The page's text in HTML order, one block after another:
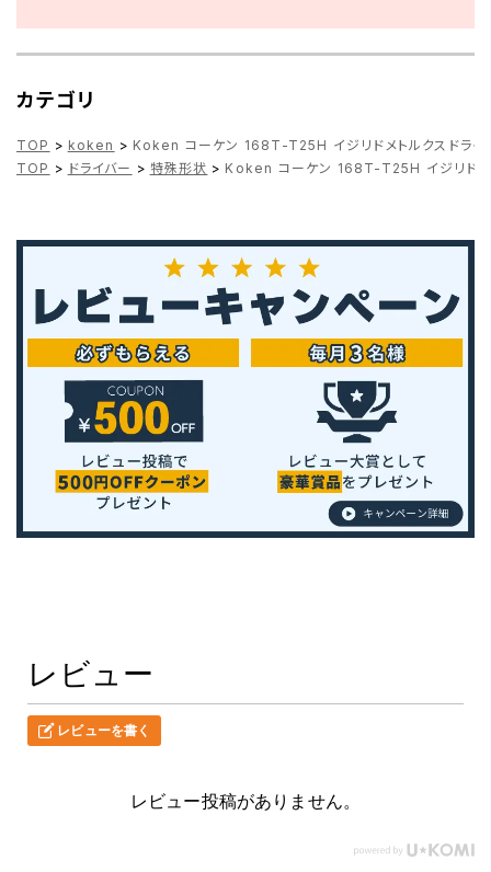
カテゴリ
TOP > koken > Koken コーケン 168T-T25H イジリドメトルクスドラ
TOP > ドライバー > 特殊形状 > Koken コーケン 168T-T25H イジリドメ
レビュー
レビューを書く
レビュー投稿がありません。